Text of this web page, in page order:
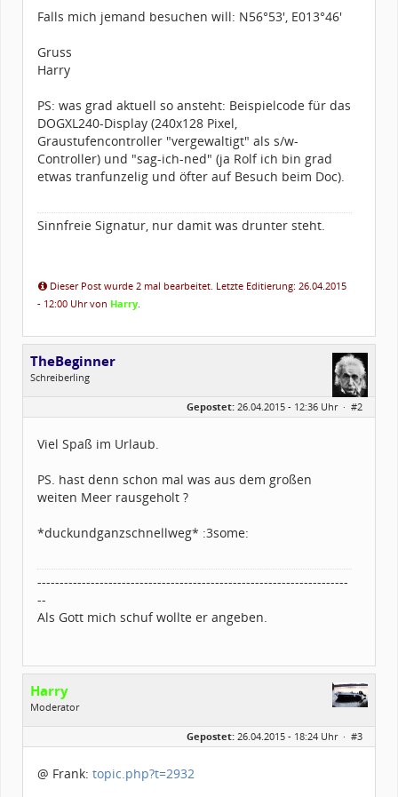
Falls mich jemand besuchen will: N56°53', E013°46'
Gruss
Harry
PS: was grad aktuell so ansteht: Beispielcode für das
DOGXL240-Display (240x128 Pixel,
Graustufencontroller "vergewaltigt" als s/w-
Controller) und "sag-ich-ned" (ja Rolf ich bin grad
etwas tranfunzelig und öfter auf Besuch beim Doc).
Sinnfreie Signatur, nur damit was drunter steht.
Dieser Post wurde 2 mal bearbeitet. Letzte Editierung: 26.04.2015
- 12:00 Uhr von Harry.
TheBeginner
Schreiberling
Alter:
69
Dabei seit:
06 / 2013
Gepostet: 26.04.2015 - 12:36 Uhr · #2
Viel Spaß im Urlaub.
PS. hast denn schon mal was aus dem großen
weiten Meer rausgeholt ?
*duckundganzschnellweg* :3some:
----------------------------------------------------------------------
--
Als Gott mich schuf wollte er angeben.
Harry
Moderator
Geschlecht:
zwischen Augsburg und Ulm
Alter:
61
Dabei seit:
03 / 2003
Gepostet: 26.04.2015 - 18:24 Uhr · #3
@ Frank: topic.php?t=2932